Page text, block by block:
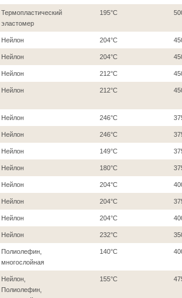
Термопластический
эластомер
195°C
Нейлон 204°C
Нейлон 204°C
Нейлон 212°C
Нейлон 212°C
Нейлон 246°C
Нейлон 246°C
Нейлон 149°C
Нейлон 180°C
Нейлон 204°C
Нейлон 204°C
Нейлон 204°C
Нейлон 232°C
Полиолефин,
многослойная
140°C
Нейлон,
Полиолефин,
155°C